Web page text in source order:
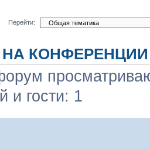
Перейти:
КОНФЕРЕНЦИИ
и гости: 1